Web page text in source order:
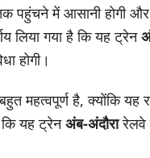
पहुंचने में आसानी होगी
लिया गया है कि यह ट्रेन
होगी।
महत्वपूर्ण है, क्योंकि यह
कि यह ट्रेनअंब-अंदौरारेलवे